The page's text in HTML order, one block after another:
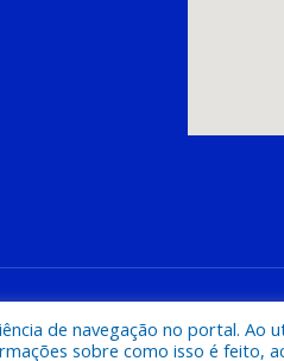
de navegação no portal.
sobre como isso é feito,